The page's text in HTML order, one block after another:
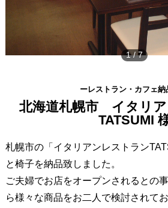
1/7
ーレストラン・カフェ納
北海道札幌市 イタリ
TATSUMI
札幌市の「イタリアンレストラン
と椅子を納品致しました。
ご夫婦でお店をオープンされるとの
ら様々な商品をお二人で検討されて